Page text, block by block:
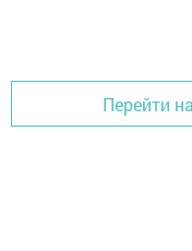
Перейти